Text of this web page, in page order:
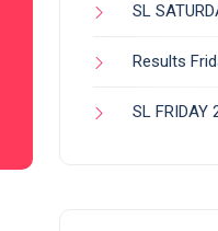
SL
Results
SL FRIDAY